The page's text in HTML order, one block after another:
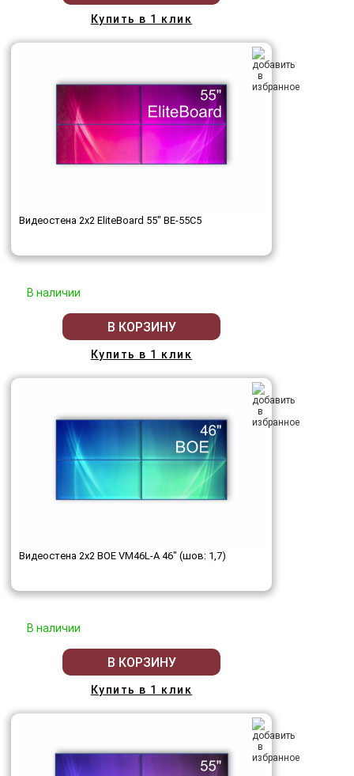
Купить в 1 клик
Видеостена 2x2 EliteBoard 55" BE-55C5
В наличии
В КОРЗИНУ
Купить в 1 клик
Видеостена 2x2 BOE VM46L-A 46" (шов: 1,7)
В наличии
В КОРЗИНУ
Купить в 1 клик